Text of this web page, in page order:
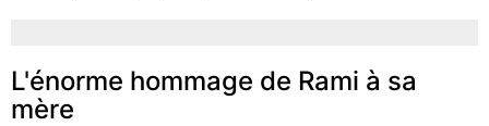
L'énorme hommage de Rami à sa
mère